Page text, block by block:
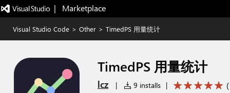
|   Marketplace
Visual Studio Code > Other > TimedPS 用量统计
TimedPS 用量统计
lcz | 9 installs | (